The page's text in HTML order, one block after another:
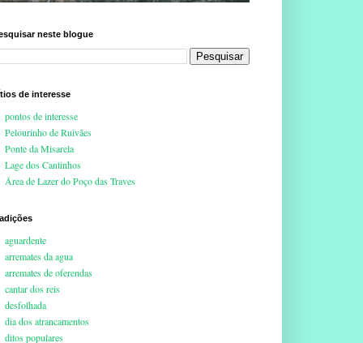
neste blogue
de interesse
pontos de interesse
Pelourinho de Ruivães
Ponte da Misarela
Lage dos Cantinhos
Área de Lazer do Poço das Traves
aguardente
arremates da agua
arremates de oferendas
cantar dos reis
desfolhada
dia dos atrancamentos
ditos populares